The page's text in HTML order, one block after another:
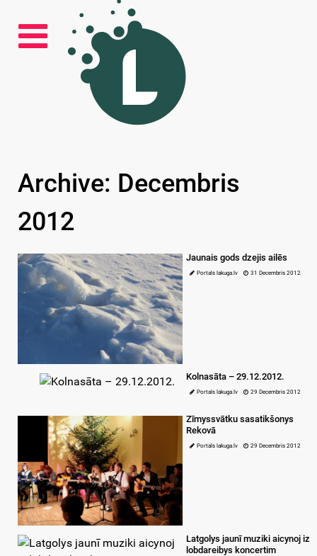
Archive: Decembris
2012
Jaunais gods dzejis ailēs
Portals lakuga.lv 31 Decembris 2012
Kolnasāta – 29.12.2012.
Portals lakuga.lv 29 Decembris 2012
Zīmyssvātku sasatikšonys
Rekovā
Portals lakuga.lv 29 Decembris 2012
Latgolys jaunī muziki aicynoj iz
lobdareibys koncertim